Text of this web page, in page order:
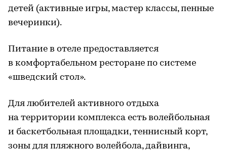
детей (активные игры, мастер классы, пенные
вечеринки).
Питание в отеле предоставляется
в комфортабельном ресторане по системе
«шведский стол».
Для любителей активного отдыха
на территории комплекса есть волейбольная
и баскетбольная площадки, теннисный корт,
зоны для пляжного волейбола, дайвинга,